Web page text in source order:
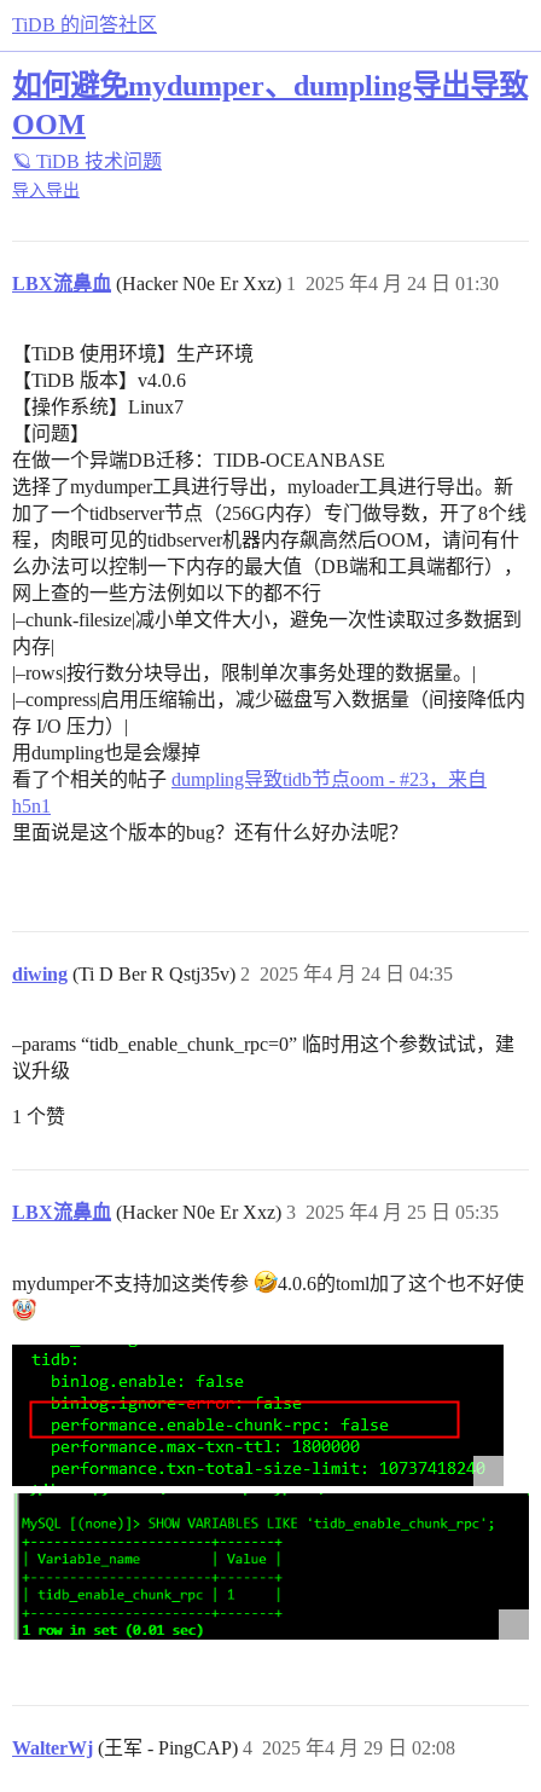
TiDB 的问答社区
如何避免mydumper、dumpling导出导致
OOM
🪐 TiDB 技术问题
导入导出
LBX流鼻血 (Hacker N0e Er Xxz) 2025 年4 月 24 日 01:30
1
【TiDB 使用环境】生产环境
【TiDB 版本】v4.0.6
【操作系统】Linux7
【问题】
在做一个异端DB迁移：TIDB-OCEANBASE
选择了mydumper工具进行导出，myloader工具进行导出。新
加了一个tidbserver节点（256G内存）专门做导数，开了8个线
程，肉眼可见的tidbserver机器内存飙高然后OOM，请问有什
么办法可以控制一下内存的最大值（DB端和工具端都行），
网上查的一些方法例如以下的都不行
|–chunk-filesize|减小单文件大小，避免一次性读取过多数据到
内存|
|–rows|按行数分块导出，限制单次事务处理的数据量。|
|–compress|启用压缩输出，减少磁盘写入数据量（间接降低内
存 I/O 压力）|
用dumpling也是会爆掉
看了个相关的帖子 dumpling导致tidb节点oom - #23，来自
h5n1
里面说是这个版本的bug？还有什么好办法呢？
diwing (Ti D Ber R Qstj35v) 2025 年4 月 24 日 04:35
2
–params “tidb_enable_chunk_rpc=0” 临时用这个参数试试，建
议升级
1 个赞
LBX流鼻血 (Hacker N0e Er Xxz) 2025 年4 月 25 日 05:35
3
mydumper不支持加这类传参 4.0.6的toml加了这个也不好使
WalterWj (王军 - PingCAP) 2025 年4 月 29 日 02:08
4